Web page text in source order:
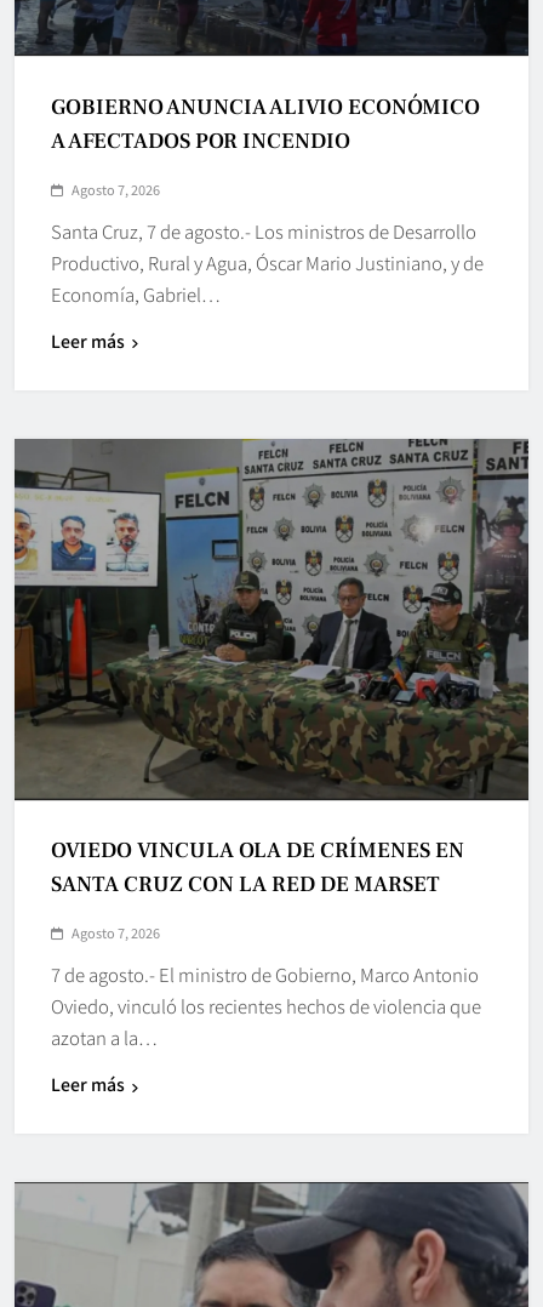
GOBIERNO ANUNCIA ALIVIO ECONÓMICO
A AFECTADOS POR INCENDIO
Agosto 7, 2026
Santa Cruz, 7 de agosto.- Los ministros de Desarrollo
Productivo, Rural y Agua, Óscar Mario Justiniano, y de
Economía, Gabriel…
Leer más
OVIEDO VINCULA OLA DE CRÍMENES EN
SANTA CRUZ CON LA RED DE MARSET
Agosto 7, 2026
7 de agosto.- El ministro de Gobierno, Marco Antonio
Oviedo, vinculó los recientes hechos de violencia que
azotan a la…
Leer más